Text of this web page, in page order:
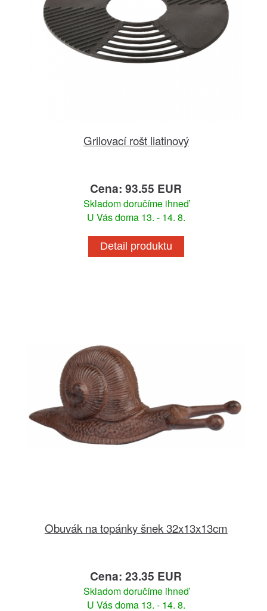
Grilovací rošt liatinový
Cena: 93.55 EUR
Skladom doručíme ihneď
U Vás doma 13. - 14. 8.
Detail produktu
Obuvák na topánky šnek 32x13x13cm
Cena: 23.35 EUR
Skladom doručíme ihneď
U Vás doma 13. - 14. 8.